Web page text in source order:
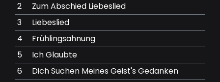
2
Zum Abschied Liebeslied
3
Liebeslied
4
Frühlingsahnung
5
Ich Glaubte
6
Dich Suchen Meines Geist's Gedanken